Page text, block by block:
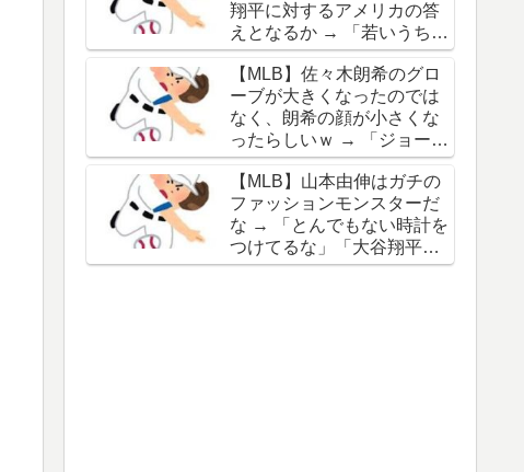
翔平に対するアメリカの答
えとなるか → 「若いうちか
ら神格化されても期待通り
のキャリアを築けるのはほ
んの一握りだからな」「大
谷の名前を出したのはクリ
ック数稼ぎでしかないわ」
【MLB】佐々木朗希のグロ
ーブが大きくなったのでは
なく、朗希の顔が小さくな
ったらしいｗ → 「ジョーク
が出るってことは絶好調の
証拠だな」「癖なのか精神
的なものなのか分からない
がいい方向に進んだのはい
いことだ」
【MLB】山本由伸はガチの
ファッションモンスターだ
な → 「とんでもない時計を
つけてるな」「大谷翔平と
は真逆だな」